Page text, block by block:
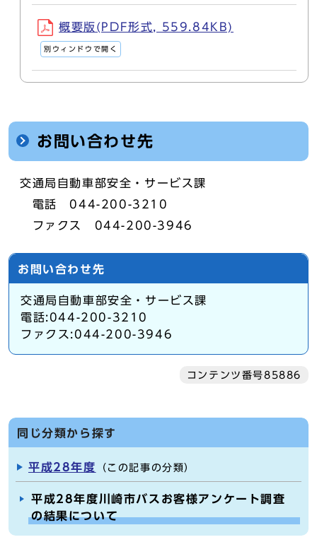
概要版(PDF形式, 559.84KB)
別ウィンドウで開く
お問い合わせ先
交通局自動車部安全・サービス課
電話 044-200-3210
ファクス 044-200-3946
お問い合わせ先
交通局自動車部安全・サービス課
電話:044-200-3210
ファクス:044-200-3946
コンテンツ番号85886
同じ分類から探す
平成28年度 （この記事の分類）
平成28年度川崎市バスお客様アンケート調査
の結果について